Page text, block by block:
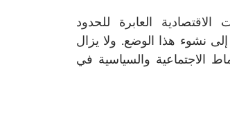
الاقتصادية العابرة للحدود
نشوء هذا الوضع. ولا يزال
الاجتماعية والسياسية في